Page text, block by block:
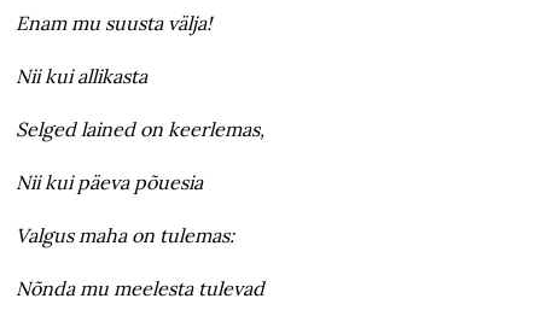
Enam mu suusta välja!
Nii kui allikasta
Selged lained on keerlemas,
Nii kui päeva põuesia
Valgus maha on tulemas:
Nõnda mu meelesta tulevad